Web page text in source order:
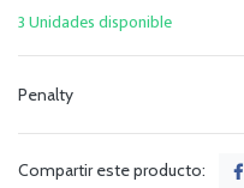
3 Unidades disponible
Penalty
Compartir este producto: